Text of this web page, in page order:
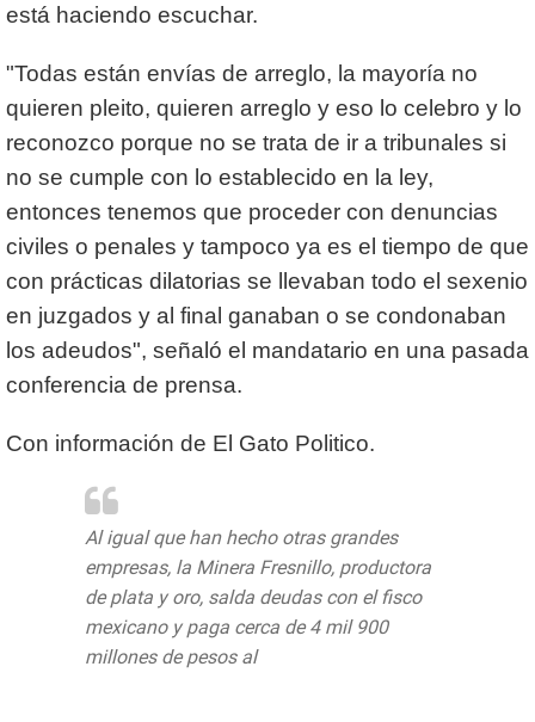
está haciendo escuchar.
"Todas están envías de arreglo, la mayoría no
quieren pleito, quieren arreglo y eso lo celebro y lo
reconozco porque no se trata de ir a tribunales si
no se cumple con lo establecido en la ley,
entonces tenemos que proceder con denuncias
civiles o penales y tampoco ya es el tiempo de que
con prácticas dilatorias se llevaban todo el sexenio
en juzgados y al final ganaban o se condonaban
los adeudos", señaló el mandatario en una pasada
conferencia de prensa.
Con información de El Gato Politico.
Al igual que han hecho otras grandes
empresas, la Minera Fresnillo, productora
de plata y oro, salda deudas con el fisco
mexicano y paga cerca de 4 mil 900
millones de pesos al